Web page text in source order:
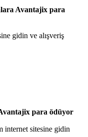
Avantajix para
gidin ve alışveriş
para ödüyor
internet sitesine gidin